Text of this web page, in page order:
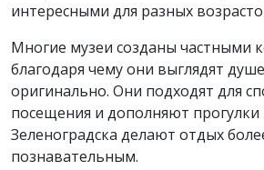
интересными для разных
Многие музеи созданы частными
благодаря чему они выглядят
оригинально. Они подходят для
посещения и дополняют прогулки
Зеленоградска делают отдых
познавательным.